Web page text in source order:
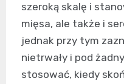
szeroką skalę i
mięsa, ale także i
jednak przy tym
nietrwały i pod
stosować, kiedy